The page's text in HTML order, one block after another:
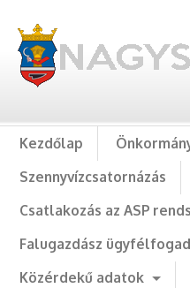
Kezdőlap
Szennyvízcsatornázás
Csatlakozás az ASP
Falugazdász
Közérdekű adatok